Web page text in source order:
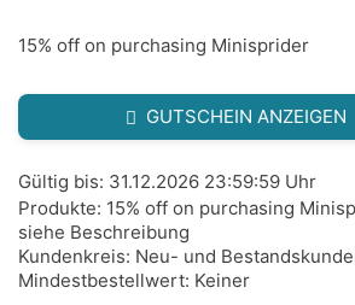
15% off on purchasing Minisprider
GUTSCHEIN ANZEIGEN
Gültig bis: 31.12.2026 23:59:59 Uhr
Produkte: 15% off on purchasing
siehe Beschreibung
Kundenkreis: Neu- und
Mindestbestellwert: Keiner